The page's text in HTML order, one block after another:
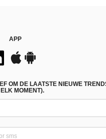
APP
OM DE LAATSTE NIEUWE
MOMENT).